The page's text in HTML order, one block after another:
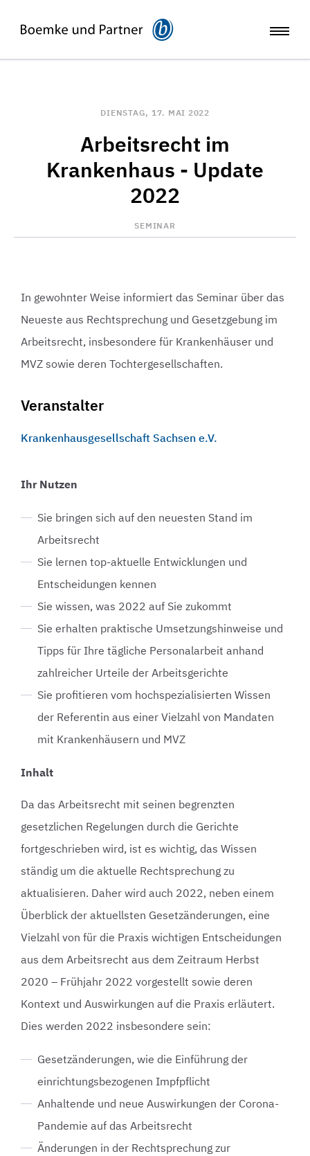
DIENSTAG, 17. MAI 2022
Arbeitsrecht im
Krankenhaus - Update
2022
SEMINAR
In gewohnter Weise informiert das Seminar über das
Neueste aus Rechtsprechung und Gesetzgebung im
Arbeitsrecht, insbesondere für Krankenhäuser und
MVZ sowie deren Tochtergesellschaften.
Veranstalter
Krankenhausgesellschaft Sachsen e.V.
Ihr Nutzen
Sie bringen sich auf den neuesten Stand im
Arbeitsrecht
Sie lernen top-aktuelle Entwicklungen und
Entscheidungen kennen
Sie wissen, was 2022 auf Sie zukommt
Sie erhalten praktische Umsetzungshinweise und
Tipps für Ihre tägliche Personalarbeit anhand
zahlreicher Urteile der Arbeitsgerichte
Sie profitieren vom hochspezialisierten Wissen
der Referentin aus einer Vielzahl von Mandaten
mit Krankenhäusern und MVZ
Inhalt
Da das Arbeitsrecht mit seinen begrenzten
gesetzlichen Regelungen durch die Gerichte
fortgeschrieben wird, ist es wichtig, das Wissen
ständig um die aktuelle Rechtsprechung zu
aktualisieren. Daher wird auch 2022, neben einem
Überblick der aktuellsten Gesetzänderungen, eine
Vielzahl von für die Praxis wichtigen Entscheidungen
aus dem Arbeitsrecht aus dem Zeitraum Herbst
2020 – Frühjahr 2022 vorgestellt sowie deren
Kontext und Auswirkungen auf die Praxis erläutert.
Dies werden 2022 insbesondere sein:
Gesetzänderungen, wie die Einführung der
einrichtungsbezogenen Impfpflicht
Anhaltende und neue Auswirkungen der Corona-
Pandemie auf das Arbeitsrecht
Änderungen in der Rechtsprechung zur